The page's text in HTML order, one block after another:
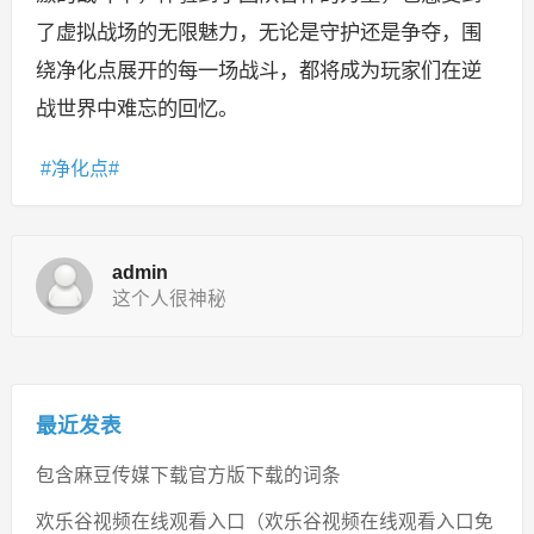
了虚拟战场的无限魅力，无论是守护还是争夺，围
绕净化点展开的每一场战斗，都将成为玩家们在逆
战世界中难忘的回忆。
净化点
admin
这个人很神秘
最近发表
包含麻豆传媒下载官方版下载的词条
欢乐谷视频在线观看入口（欢乐谷视频在线观看入口免